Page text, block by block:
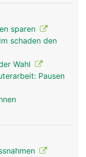
sparen
schaden den
Wahl
Pausen